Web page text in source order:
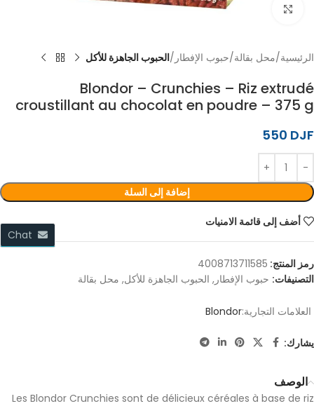
اضغط للتكبير
الرئيسية محل بقالة حبوب الإفطار الحبوب الجاهزة للأكل
Blondor – Crunchies – Riz extrudé
croustillant au chocolat en poudre – 375 g
550 DJF
إضافة إلى السلة
أضف إلى قائمة الامنيات
رمز المنتج: 4008713711585
التصنيفات: حبوب الإفطار, الحبوب الجاهزة للأكل, محل بقالة
العلامات التجارية:Blondor
يشارك:
الوصف
Les Blondor Crunchies sont de délicieux céréales à base de riz